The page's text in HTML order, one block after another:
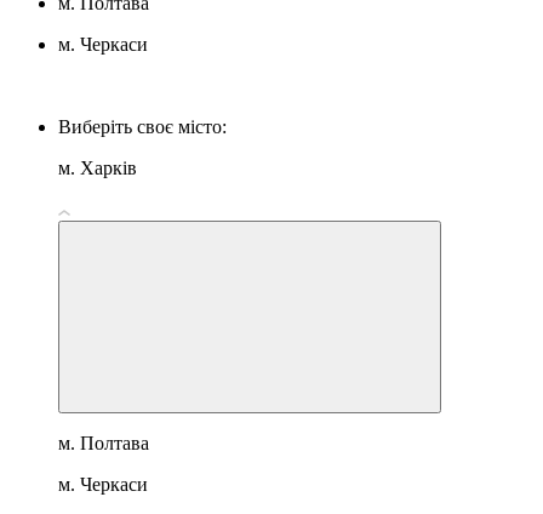
м. Черкаси
Виберіть своє місто:
м. Харків
м. Полтава
м. Черкаси